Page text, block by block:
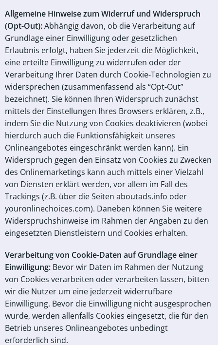
Allgemeine Hinweise zum Widerruf und Widerspruch
(Opt-Out):Abhängig davon, ob die Verarbeitung auf
Grundlage einer Einwilligung oder gesetzlichen
Erlaubnis erfolgt, haben Sie jederzeit die Möglichkeit,
eine erteilte Einwilligung zu widerrufen oder der
Verarbeitung Ihrer Daten durch Cookie-Technologien zu
widersprechen (zusammenfassend als “Opt-Out”
bezeichnet). Sie können Ihren Widerspruch zunächst
mittels der Einstellungen Ihres Browsers erklären, z.B.,
indem Sie die Nutzung von Cookies deaktivieren (wobei
hierdurch auch die Funktionsfähigkeit unseres
Onlineangebotes eingeschränkt werden kann). Ein
Widerspruch gegen den Einsatz von Cookies zu Zwecken
des Onlinemarketings kann auch mittels einer Vielzahl
von Diensten erklärt werden, vor allem im Fall des
Trackings (z.B. über die Seiten aboutads.info oder
youronlinechoices.com). Daneben können Sie weitere
Widerspruchshinweise im Rahmen der Angaben zu den
eingesetzten Dienstleistern und Cookies erhalten.
Verarbeitung von Cookie-Daten auf Grundlage einer
Einwilligung: Bevor wir Daten im Rahmen der Nutzung
von Cookies verarbeiten oder verarbeiten lassen, bitten
wir die Nutzer um eine jederzeit widerrufbare
Einwilligung. Bevor die Einwilligung nicht ausgesprochen
wurde, werden allenfalls Cookies eingesetzt, die für den
Betrieb unseres Onlineangebotes unbedingt
erforderlich sind.